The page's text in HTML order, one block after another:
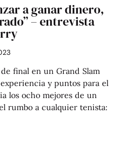
a ganar dinero,
– entrevista
final en un Grand Slam
y puntos para el
los ocho mejores de un
rumbo a cualquier tenista: